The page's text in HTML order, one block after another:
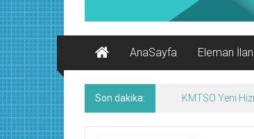
Ekonomi
Kanalı
AnaSayfa
Eleman İlanı
Son dakika: KMTSO Yeni